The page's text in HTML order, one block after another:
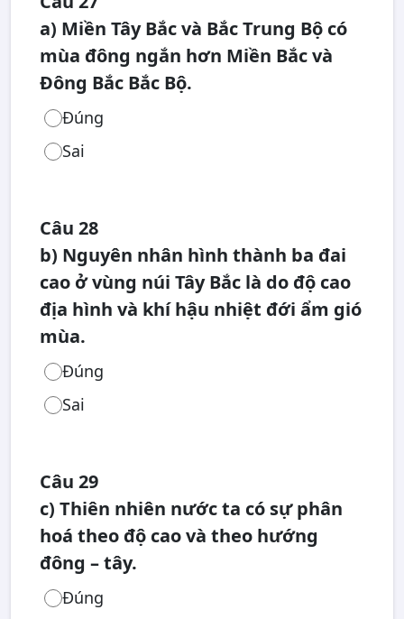
a) Miền Tây Bắc và Bắc Trung Bộ có
mùa đông ngắn hơn Miền Bắc và
Đông Bắc Bắc Bộ.
Đúng
Sai
Câu 28
b) Nguyên nhân hình thành ba đai
cao ở vùng núi Tây Bắc là do độ cao
địa hình và khí hậu nhiệt đới ẩm gió
mùa.
Đúng
Sai
Câu 29
c) Thiên nhiên nước ta có sự phân
hoá theo độ cao và theo hướng
đông – tây.
Đúng